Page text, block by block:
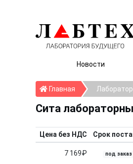
Новости
ГлавнаяГлавная
Сита
Цена без НДС Срок
7 169₽ под заказ